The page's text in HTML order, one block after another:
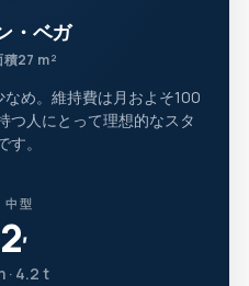
・ベガ
積27 m²
め。維持費は月およそ100
つ人にとって理想的なスタ
す。
中型
′
· 4.2 t